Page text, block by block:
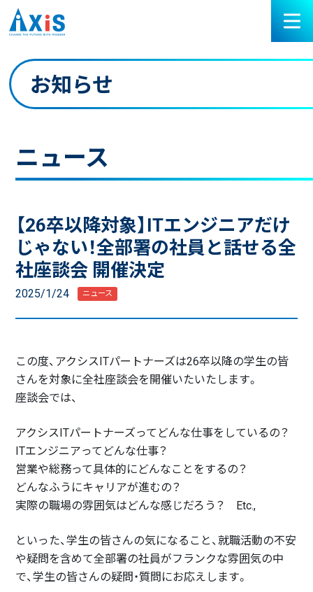
お知らせ
ニュース
【26卒以降対象】ITエンジニアだけ
じゃない！全部署の社員と話せる全
社座談会 開催決定
2025/1/24 ニュース
この度、アクシスITパートナーズは26卒以降の学生の皆
さんを対象に全社座談会を開催いたいたします。
座談会では、
アクシスITパートナーズってどんな仕事をしているの？
ITエンジニアってどんな仕事？
営業や総務って具体的にどんなことをするの？
どんなふうにキャリアが進むの？
実際の職場の雰囲気はどんな感じだろう？ Etc.,
といった、学生の皆さんの気になること、就職活動の不安
や疑問を含めて全部署の社員がフランクな雰囲気の中
で、学生の皆さんの疑問・質問にお応えします。